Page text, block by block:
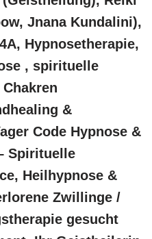
Jnana Kundalini),
Hypnosetherapie,
, spirituelle
&
Code Hypnose &
Spirituelle
Heilhypnose &
Zwillinge /
gesucht